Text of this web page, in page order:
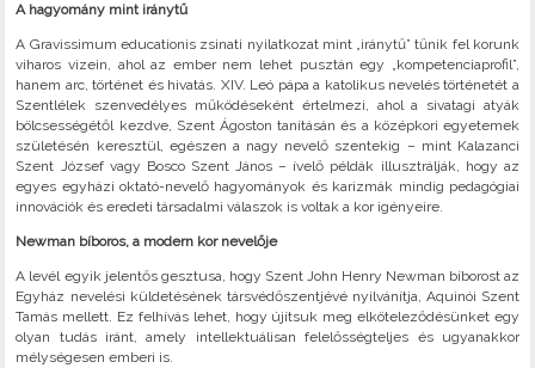
A hagyomány mint iránytű
A Gravissimum educationis zsinati nyilatkozat mint „iránytű” tűnik fel korunk
viharos vizein, ahol az ember nem lehet pusztán egy „kompetenciaprofil”,
hanem arc, történet és hivatás. XIV. Leó pápa a katolikus nevelés történetét a
Szentlélek szenvedélyes működéseként értelmezi, ahol a sivatagi atyák
bölcsességétől kezdve, Szent Ágoston tanításán és a középkori egyetemek
születésén keresztül, egészen a nagy nevelő szentekig – mint Kalazanci
Szent József vagy Bosco Szent János – ívelő példák illusztrálják, hogy az
egyes egyházi oktató-nevelő hagyományok és karizmák mindig pedagógiai
innovációk és eredeti társadalmi válaszok is voltak a kor igényeire.
Newman bíboros, a modern kor nevelője
A levél egyik jelentős gesztusa, hogy Szent John Henry Newman bíborost az
Egyház nevelési küldetésének társvédőszentjévé nyilvánítja, Aquinói Szent
Tamás mellett. Ez felhívás lehet, hogy újítsuk meg elköteleződésünket egy
olyan tudás iránt, amely intellektuálisan felelősségteljes és ugyanakkor
mélységesen emberi is.